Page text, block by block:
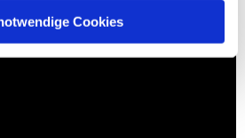
Cookies